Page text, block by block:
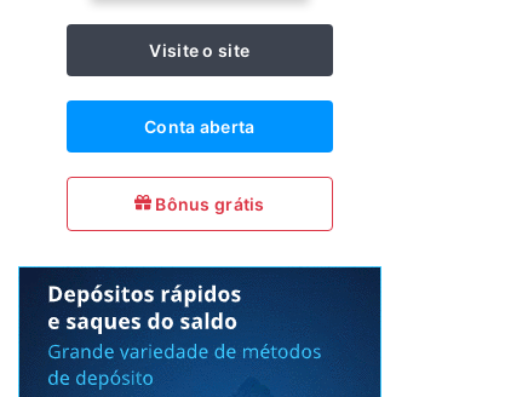
Visite o site
Conta aberta
Bônus grátis